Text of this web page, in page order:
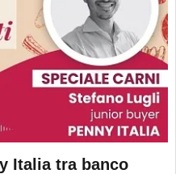
Italia tra banco